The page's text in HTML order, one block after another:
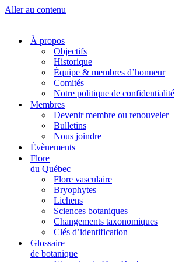
Aller au contenu
À propos
Objectifs
Historique
Équipe & membres d’honneur
Comités
Notre politique de confidentialité
Membres
Devenir membre ou renouveler
Bulletins
Nous joindre
Évènements
Flore
du Québec
Flore vasculaire
Bryophytes
Lichens
Sciences botaniques
Changements taxonomiques
Clés d’identification
Glossaire
de botanique